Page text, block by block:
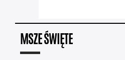
MSZE ŚWIĘTE